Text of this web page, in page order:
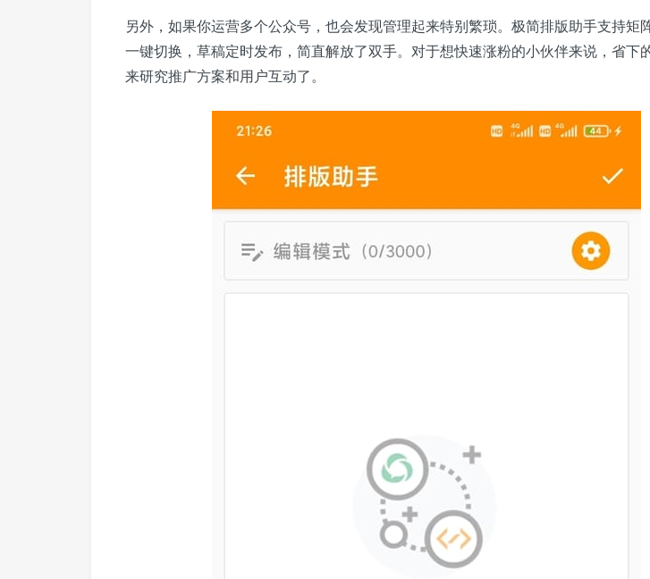
另外，如果你运营多个公众号，也会发现管理起来特别繁琐。极简排版助手支持矩
一键切换，草稿定时发布，简直解放了双手。对于想快速涨粉的小伙伴来说，省下
来研究推广方案和用户互动了。